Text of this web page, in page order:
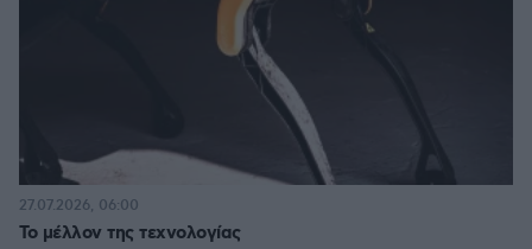
Το μέλλον της τεχνολογίας
27.07.2026, 06:00